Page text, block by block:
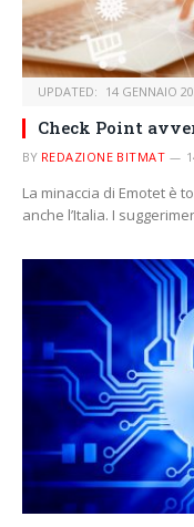
UPDATED: 14 GENNAIO
Check Point
BY REDAZIONE BITMAT
La minaccia di Emotet è
anche l’Italia. I